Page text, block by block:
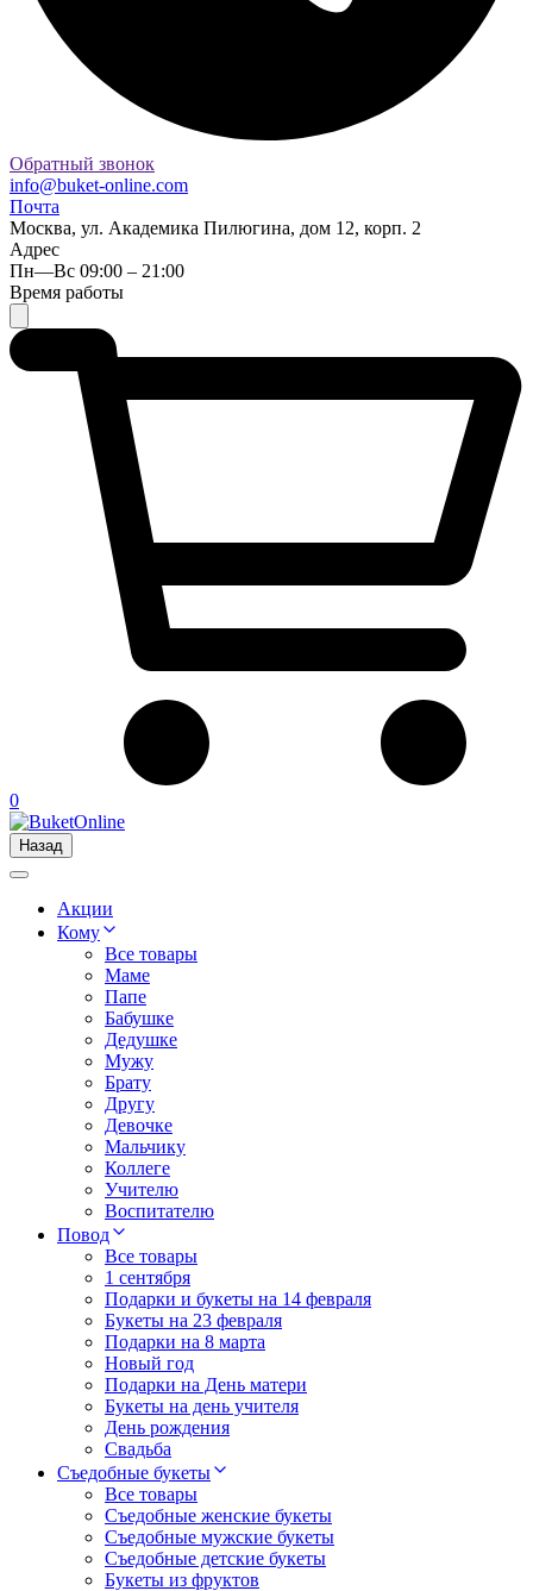
Обратный звонок
info@buket-online.com
Почта
Москва, ул. Академика Пилюгина, дом 12, корп. 2
Адрес
Пн—Вс 09:00 – 21:00
Время работы
0
Назад
Акции
Кому
Все товары
Маме
Папе
Бабушке
Дедушке
Мужу
Брату
Другу
Девочке
Мальчику
Коллеге
Учителю
Воспитателю
Повод
Все товары
1 сентября
Подарки и букеты на 14 февраля
Букеты на 23 февраля
Подарки на 8 марта
Новый год
Подарки на День матери
Букеты на день учителя
День рождения
Свадьба
Съедобные букеты
Все товары
Съедобные женские букеты
Съедобные мужские букеты
Съедобные детские букеты
Букеты из фруктов